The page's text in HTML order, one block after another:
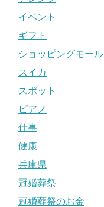
イベント
ギフト
ショッピングモール
スイカ
スポット
ピアノ
仕事
健康
兵庫県
冠婚葬祭
冠婚葬祭のお金